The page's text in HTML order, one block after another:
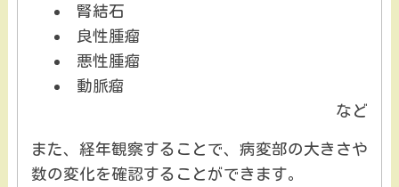
腎結石
良性腫瘤
悪性腫瘤
動脈瘤
など
また、経年観察することで、病変部の大きさや
数の変化を確認することができます。